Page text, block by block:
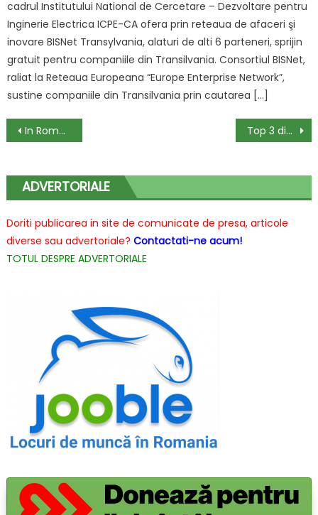
cadrul Institutului National de Cercetare – Dezvoltare pentru
Inginerie Electrica ICPE-CA ofera prin reteaua de afaceri şi
inovare BISNet Transylvania, alaturi de alti 6 parteneri, sprijin
gratuit pentru companiile din Transilvania. Consortiul BISNet,
raliat la Reteaua Europeana “Europe Enterprise Network”,
sustine companiile din Transilvania prin cautarea […]
Navigare
articole
In Romania banii pentru consolidarea clădirilor in caz de cutremur rămân necheltuiți Top 3 dispozitive pentru laptopul tau
ADVERTORIALE
Doriti publicarea in site de comunicate de presa, articole
diverse sau advertoriale? Contactati-ne acum!
TOTUL DESPRE ADVERTORIALE